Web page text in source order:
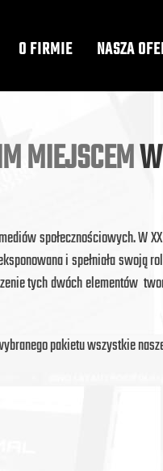
O FIRMIE NASZA
MIEJSCEM
społecznościowych.
i spełniała swoją
tych dwóch elementów
pakietu wszystkie